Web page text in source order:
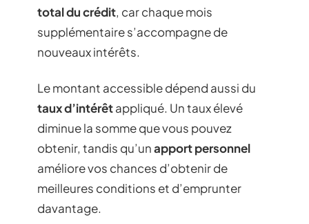
total du crédit, car chaque mois
supplémentaire s’accompagne de
nouveaux intérêts.
Le montant accessible dépend aussi du
taux d’intérêtappliqué. Un taux élevé
diminue la somme que vous pouvez
obtenir, tandis qu’unapport personnel
améliore vos chances d’obtenir de
meilleures conditions et d’emprunter
davantage.